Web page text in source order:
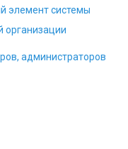
элемент системы
организации
администраторов